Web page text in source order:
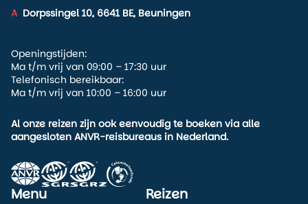
A Dorpssingel 10, 6641 BE, Beuningen
Openingstijden:
Ma t/m vrij van 09:00 – 17:30 uur
Telefonisch bereikbaar:
Ma t/m vrij van 10:00 – 16:00 uur
Al onze reizen zijn ook eenvoudig te boeken via alle
aangesloten ANVR-reisbureaus in Nederland.
Menu Reizen